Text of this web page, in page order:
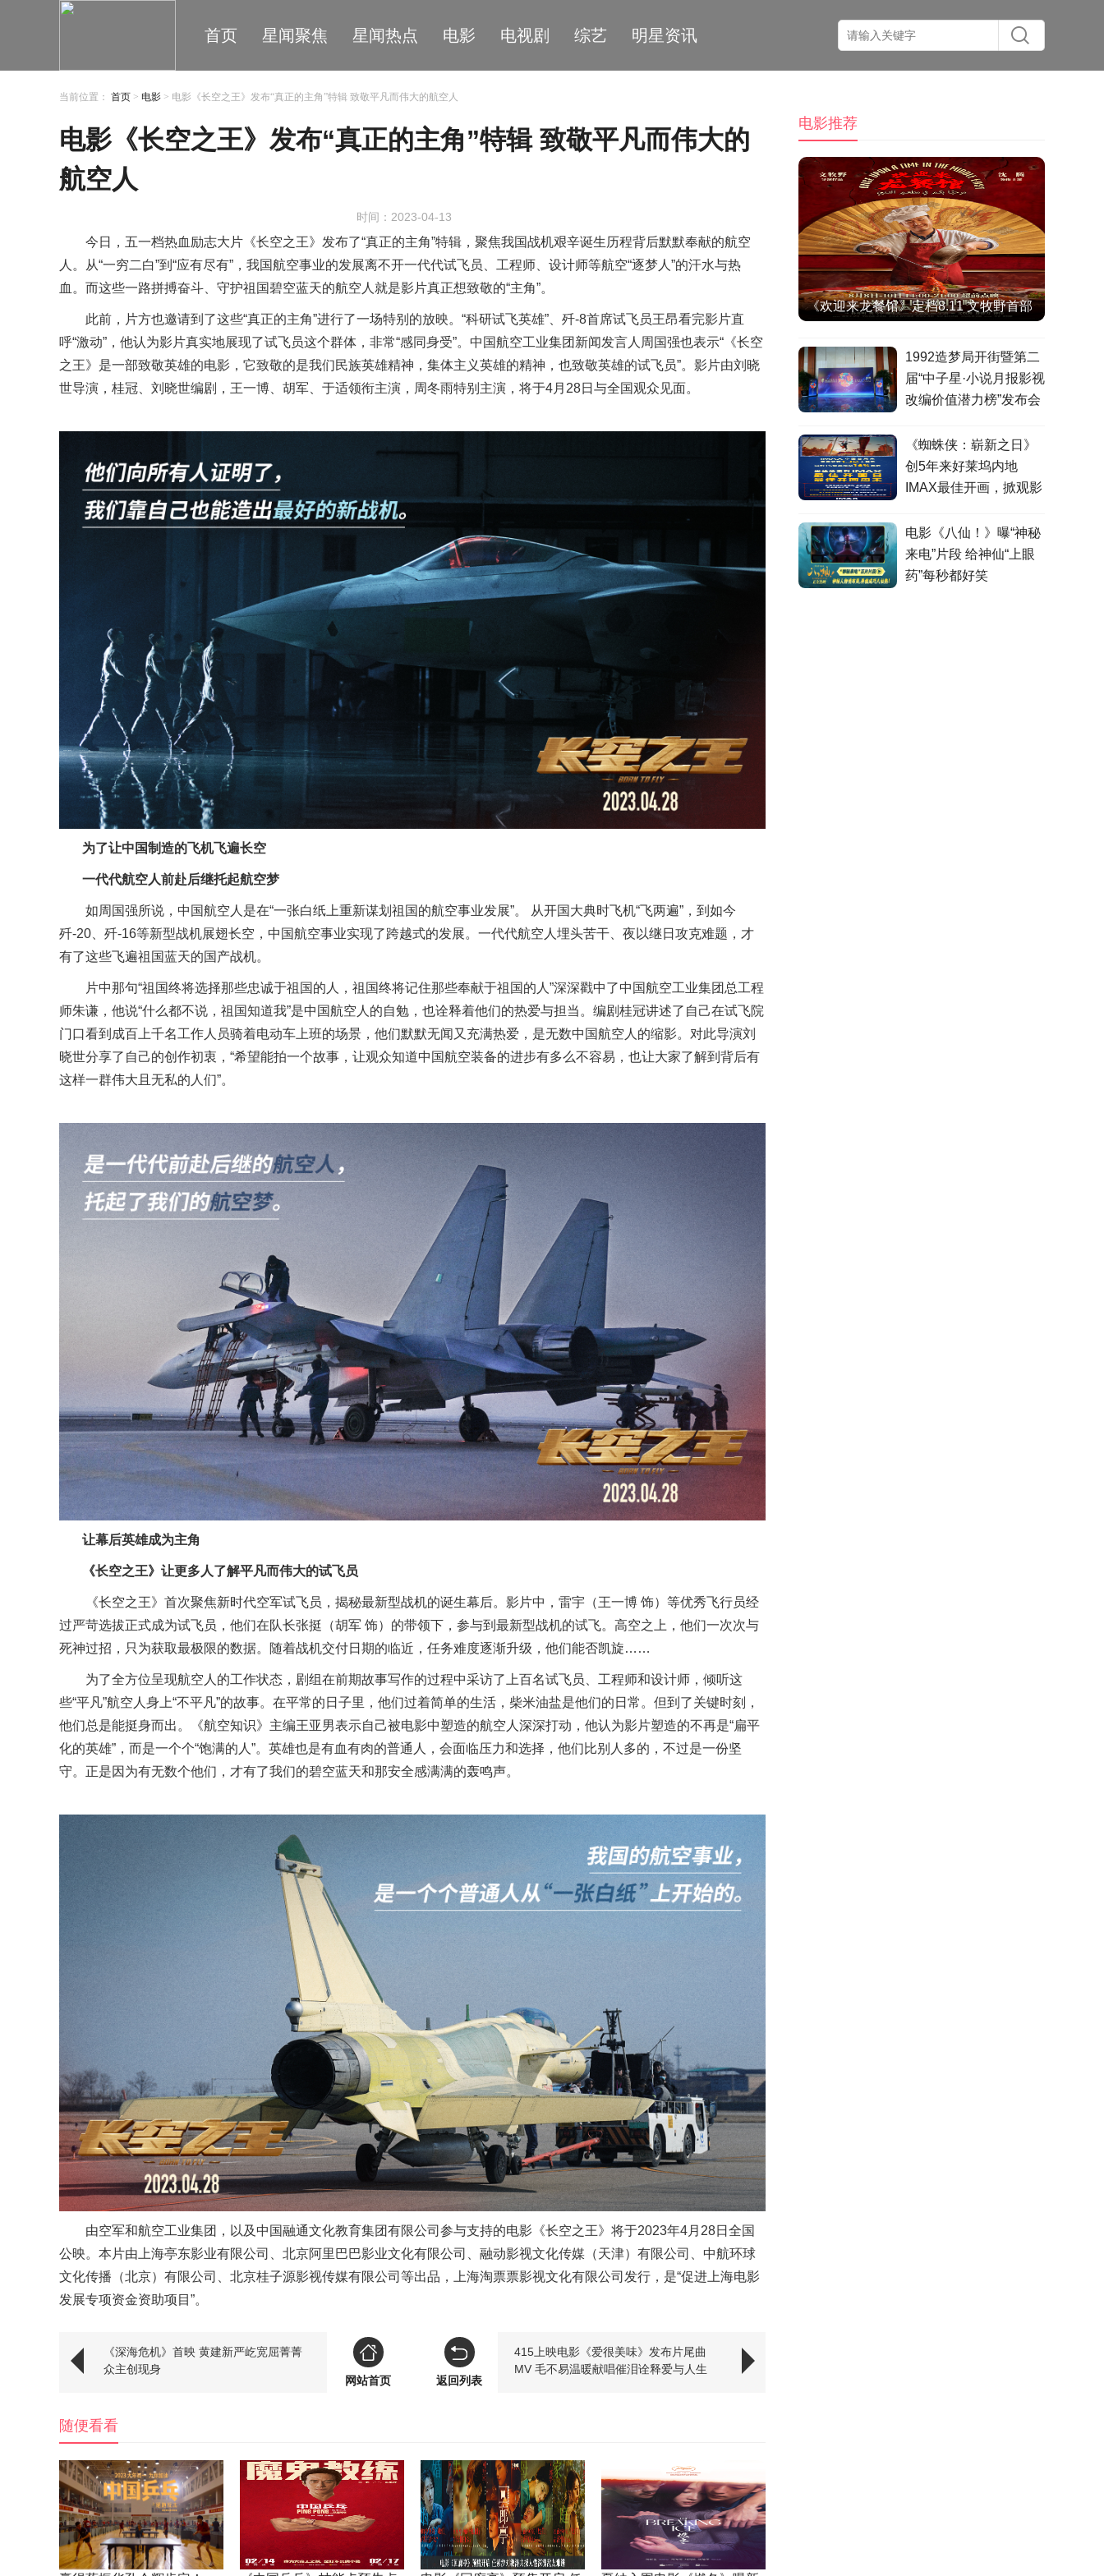
首页 星闻聚焦 星闻热点 电影 电视剧 综艺 明星资讯
当前位置： 首页 > 电影 > 电影《长空之王》发布“真正的主角”特辑 致敬平凡而伟大的航空人
电影《长空之王》发布“真正的主角”特辑 致敬平凡而伟大的
航空人
时间：2023-04-13
今日，五一档热血励志大片《长空之王》发布了“真正的主角”特辑，聚焦我国战机艰辛诞生历程背后默默奉献的航空
人。从“一穷二白”到“应有尽有”，我国航空事业的发展离不开一代代试飞员、工程师、设计师等航空“逐梦人”的汗水与热
血。而这些一路拼搏奋斗、守护祖国碧空蓝天的航空人就是影片真正想致敬的“主角”。
此前， 片方也邀请到 了这些“真正的主角”进行了一场特别 的放映。 “科研试飞英雄”、歼-8首席试飞员王昂看完影片直
呼“激动”，他认为影片真实地展现了试飞员这个群体 ， 非常“感同身受”。中国航空工业集团新闻发言人周国强也表示“ 《长空
之王》 是一部致敬英雄的电影， 它致敬的是我们民族英雄精神，集体主义英雄的精神，也致敬英雄的试飞员”。 影片由刘晓
世导演，桂冠、刘晓世编剧，王一博、胡军、于适领衔主演，周冬雨特别主演，将于4月28日与全国观众见面。
为了让中国制造的飞机飞遍长空
一代代航空人前赴后继托起航空梦
如周国强所说，中国航空人是在“一张白纸上重新谋划祖国的航空事业发展”。 从开国大典时飞机“飞两遍”，到如今
歼-20 、歼-16等新型战机展翅长空，中国航空事业实现了跨越式的发展。 一代代航空人埋头苦干、夜以继日攻克难题， 才
有了这些飞遍祖国蓝天的国产战机。
片中那句“祖国终将选择那些忠诚于祖国的人，祖国终将记住那些奉献于祖国的人”深深戳中了中国航空工业集团总工程
师朱谦， 他说“什么都不说，祖国知道我”是中国航空人 的自勉 ，也诠释着他们的热爱与担当。编剧桂冠讲述了自己在试飞院
门口看到成百上千名工作 人员骑着电动车上班的场景，他们默默无闻又充满热爱， 是无数中国航空人的缩影。 对此导演刘
晓世分享了 自己的创作初衷， “希望能拍一个故事，让观众知道中国航空装备的进步有多么不容易，也让大家了解到背后有
这样一群伟大且无私的人们”。
让幕后英雄成为主角
《长空之王》让更多人了解平凡而伟大的试飞员
《长空之王》首次聚焦新时代空军试飞员，揭秘最新型战机的诞生幕后。影片中， 雷宇（王一博 饰）等优秀飞行员经
过严苛选拔正式成为试飞员，他们在队长张挺（胡军 饰）的带领下，参与到最新型战机的试飞。高空之上，他们一次次与
死神过招，只为获取最极限的数据。随着战机交付日期的临近，任务难度逐渐升级，他们能否凯旋……
为了全方位呈现航空人的工作状态，剧组在前期故事写作的过程中采访了上百名试飞员、工程师和设计师，倾听这
些“平凡”航空人身上“不平凡”的故事。 在平常的日子里，他们过着简单的生活，柴米油盐是他们的日常。但到了关键时刻，
他们总是能挺身而出 。 《航空知识》主编王亚男表示自己被电影中塑造的航空人 深深打动， 他认为影片塑造的不再是“扁平
化的英雄”，而是一个个“饱满的人”。 英雄也是有血有肉的普通人，会面临压力和选择，他们比别人多的， 不过是一份坚
守。 正是因为有无数个他们， 才有了我们的碧空蓝天和那安全感满满的轰鸣声。
由空军和航空工业集团，以及中国融通文化教育集团有限公司参与支持的电影《长空之王》将于2023年4月28日全国
公映。本片由上海亭东影业有限公司、北京阿里巴巴影业文化有限公司、融动影视文化传媒（天津）有限公司、中航环球
文化传播（北京）有限公司、北京桂子源影视传媒有限公司等出品，上海淘票票影视文化有限公司发行，是“促进上海电影
发展专项资金资助项目”。
《深海危机》首映 黄建新严屹宽屈菁菁
众主创现身
415上映电影《爱很美味》发布片尾曲
MV 毛不易温暖献唱催泪诠释爱与人生
网站首页
返回列表
随便看看
电影推荐
《欢迎来龙餐馆》定档8.11 文牧野首部
1992造梦局开街暨第二
届“中子星·小说月报影视
改编价值潜力榜”发布会
《蜘蛛侠：崭新之日》
创5年来好莱坞内地
IMAX最佳开画，掀观影
电影《八仙！》曝“神秘
来电”片段 给神仙“上眼
药”每秒都好笑